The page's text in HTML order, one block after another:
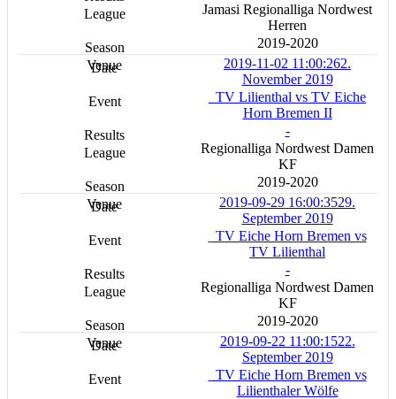
Jamasi Regionalliga Nordwest
Herren
2019-2020
2019-11-02 11:00:262.
November 2019
TV Lilienthal vs TV Eiche
Horn Bremen II
-
Regionalliga Nordwest Damen
KF
2019-2020
2019-09-29 16:00:3529.
September 2019
TV Eiche Horn Bremen vs
TV Lilienthal
-
Regionalliga Nordwest Damen
KF
2019-2020
2019-09-22 11:00:1522.
September 2019
TV Eiche Horn Bremen vs
Lilienthaler Wölfe